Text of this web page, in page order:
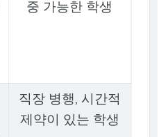
중 가능한 학생
직장 병행, 시간적
제약이 있는 학생